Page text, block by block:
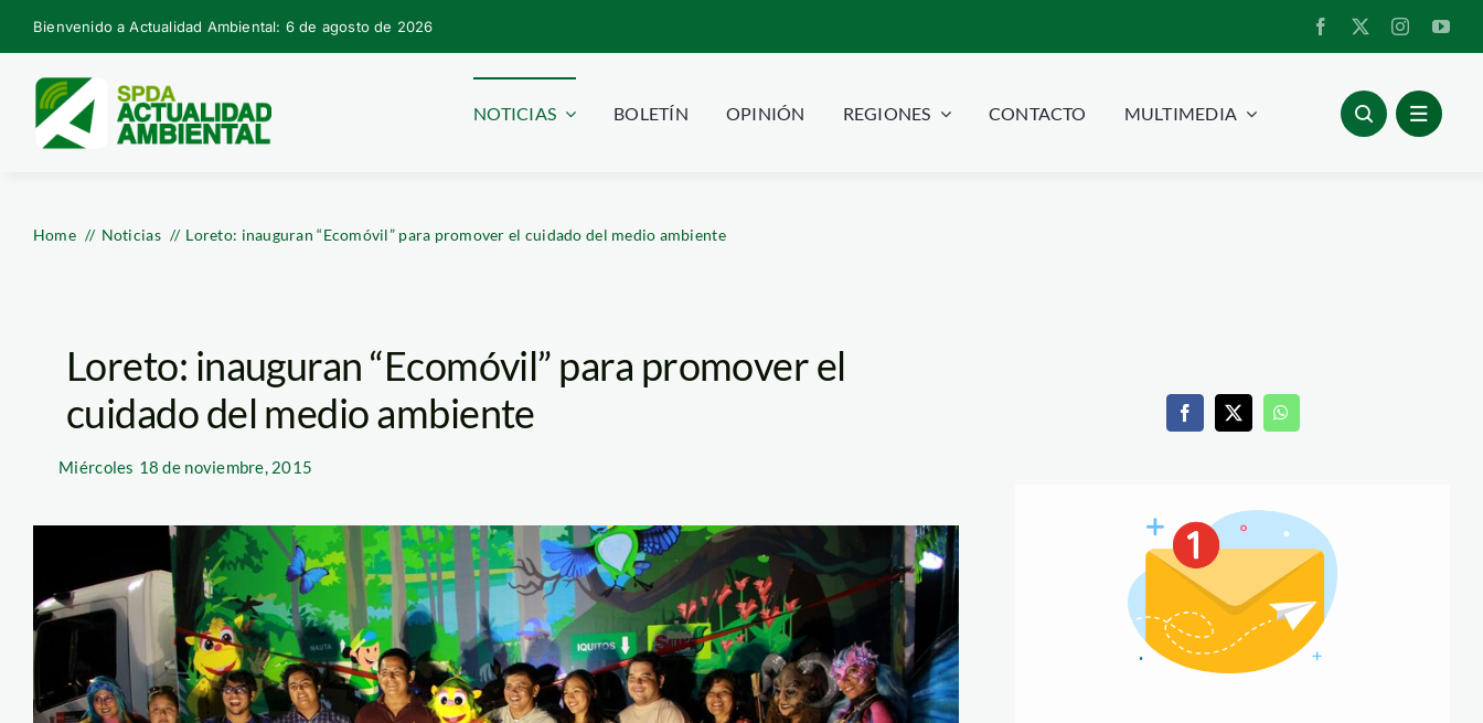
Skip
to
content
Bienvenido a Actualidad Ambiental: 6 de agosto de 2026
NOTICIAS BOLETÍN OPINIÓN REGIONES CONTACTO MULTIMEDIA
Home Noticias Loreto: inauguran “Ecomóvil” para promover el cuidado del medio ambiente
Loreto: inauguran “Ecomóvil” para promover el
cuidado del medio ambiente
Miércoles 18 de noviembre, 2015